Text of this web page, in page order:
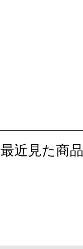
最近見た商品